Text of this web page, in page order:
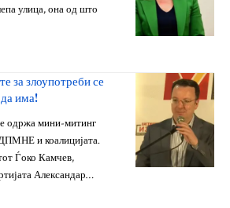
улица, она од што
за злоупотреби се
има!
одржа мини-митинг
и коалицијата.
Ѓоко Камчев,
Александар…